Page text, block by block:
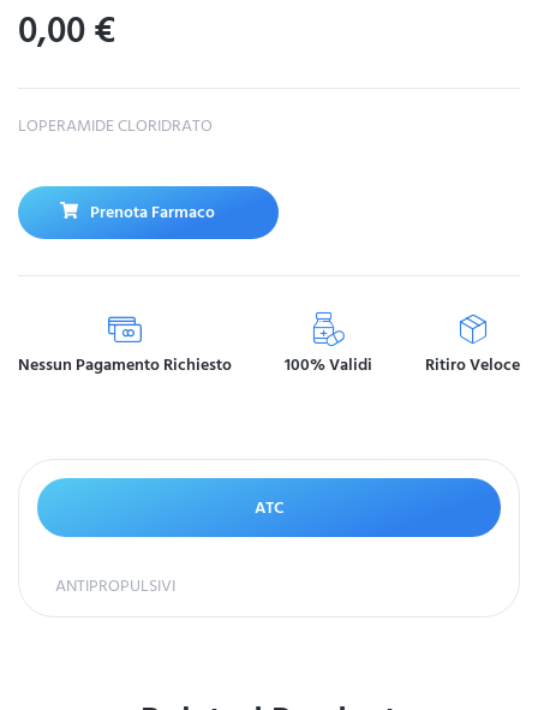
0,00€
LOPERAMIDE CLORIDRATO
Prenota Farmaco
Nessun Pagamento Richiesto 100% Validi Ritiro Veloce
ATC
ANTIPROPULSIVI